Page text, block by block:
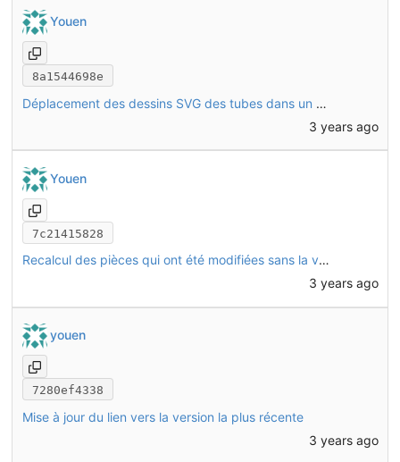
Youen
8a1544698e
Déplacement des dessins SVG des tubes dans un dossier dédié
3 years ago
Youen
7c21415828
Recalcul des pièces qui ont été modifiées sans la version "link branch"
3 years ago
youen
7280ef4338
Mise à jour du lien vers la version la plus récente
3 years ago